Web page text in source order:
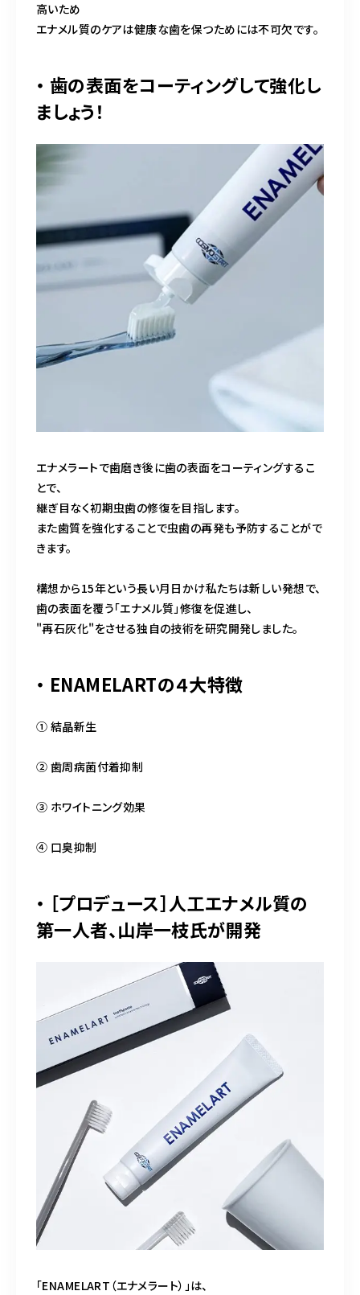
高いため
エナメル質のケアは健康な歯を保つためには不可欠です。
・ 歯の表面をコーティングして強化し
ましょう！
エナメラートで歯磨き後に歯の表面をコーティングするこ
とで、
継ぎ目なく初期虫歯の修復を目指します。
また歯質を強化することで虫歯の再発も予防することがで
きます。
構想から15年という長い月日かけ私たちは新しい発想で、
歯の表面を覆う「エナメル質」修復を促進し、
"再石灰化"をさせる独自の技術を研究開発しました。
・ ENAMELARTの４大特徴
① 結晶新生
② 歯周病菌付着抑制
③ ホワイトニング効果
④ 口臭抑制
・ ［プロデュース］人工エナメル質の
第一人者、山岸一枝氏が開発
「ENAMELART（エナメラート）」は、